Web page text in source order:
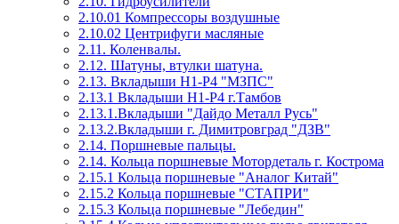
2.10.01 Компрессоры воздушные
2.10.02 Центрифуги масляные
2.11. Коленвалы.
2.12. Шатуны, втулки шатуна.
2.13. Вкладыши Н1-Р4 "МЗПС"
2.13.1 Вкладыши Н1-Р4 г.Тамбов
2.13.1.Вкладыши "Дайдо Металл Русь"
2.13.2.Вкладыши г. Димитровград "ДЗВ"
2.14. Поршневые пальцы.
2.14. Кольца поршневые Мотордеталь г. Кострома
2.15.1 Кольца поршневые "Аналог Китай"
2.15.2 Кольца поршневые "СТАПРИ"
2.15.3 Кольца поршневые "Лебедин"